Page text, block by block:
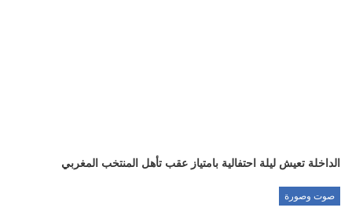
الداخلة تعيش ليلة احتفالية بامتياز عقب تأهل المنتخب المغربي
صوت وصورة